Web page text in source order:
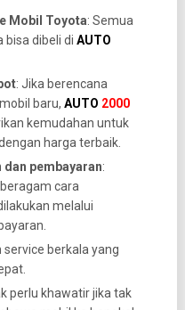
Mobil Toyota: Semua
bisa dibeli di AUTO
: Jika berencana
baru, AUTO 2000
kemudahan untuk
harga terbaik.
dan pembayaran:
cara
melalui
service berkala yang
perlu khawatir jika tak